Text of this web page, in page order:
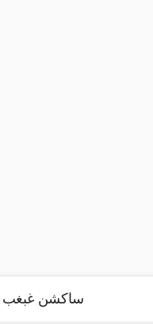
ساکشن غبغب